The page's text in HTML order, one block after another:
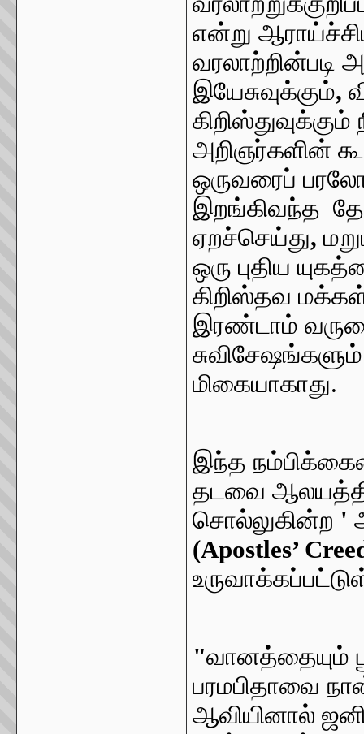
என்று
வரலாற்றின்படி
இயேசுவுக்கும்,
அறிஞர்களின்
ஒருவரைப்
இறங்கிவந்த
ஏறச்செய்து,
ஒரு புதிய
கிறிஸ்தவ
இரண்டாம்
மிகையாகாது.
இந்த
தடவை
சொல்லுகின்ற '
(Apostles’
"வானத்தையும்
பரமபிதாவை
ஆவியினால்